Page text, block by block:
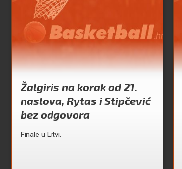
Žalgiris na korak od 21.
naslova, Rytas i Stipčević
bez odgovora
Finale u Litvi.